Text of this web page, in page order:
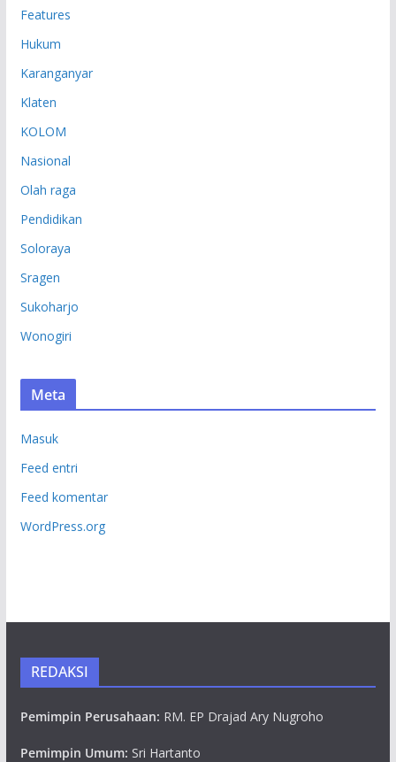
Features
Hukum
Karanganyar
Klaten
KOLOM
Nasional
Olah raga
Pendidikan
Soloraya
Sragen
Sukoharjo
Wonogiri
Meta
Masuk
Feed entri
Feed komentar
WordPress.org
REDAKSI
Pemimpin Perusahaan: RM. EP Drajad Ary Nugroho
Pemimpin Umum: Sri Hartanto